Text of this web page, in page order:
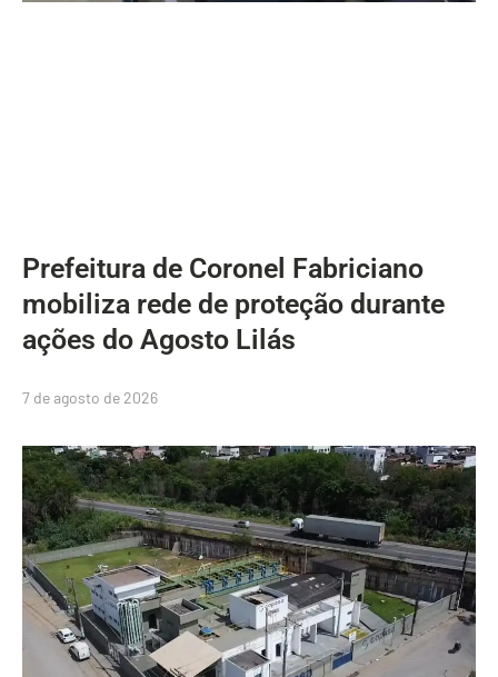
Prefeitura de Coronel Fabriciano
mobiliza rede de proteção durante
ações do Agosto Lilás
7 de agosto de 2026